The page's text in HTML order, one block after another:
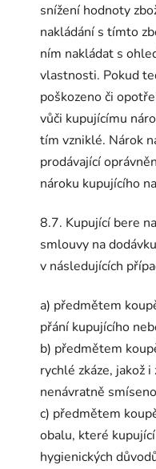
snížení hodnoty
nakládání s tímto
ním nakládat s
vlastnosti. Pokud
poškozeno či
vůči kupujícímu
tím vzniklé. Nárok
prodávající
nároku kupujícího
8.7. Kupující bere
smlouvy na
v následujících
a) předmětem
přání kupujícího
b) předmětem
rychlé zkáze, jakož
nenávratně
c) předmětem
obalu, které
hygienických